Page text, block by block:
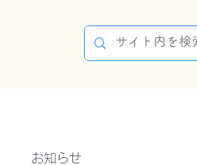
お知らせ